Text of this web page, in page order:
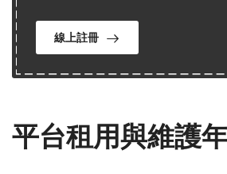
線上註冊
平台租用與維護